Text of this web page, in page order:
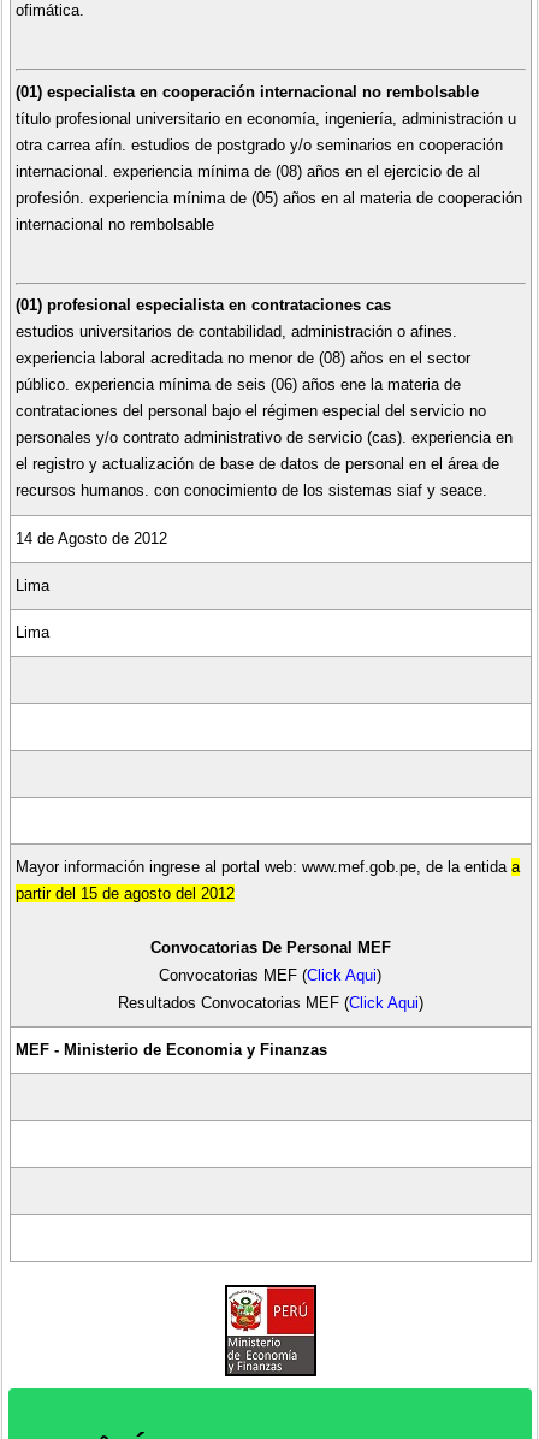
ofimática.
(01) especialista en cooperación internacional no rembolsable
título profesional universitario en economía, ingeniería, administración u
otra carrea afín. estudios de postgrado y/o seminarios en cooperación
internacional. experiencia mínima de (08) años en el ejercicio de al
profesión. experiencia mínima de (05) años en al materia de cooperación
internacional no rembolsable
(01) profesional especialista en contrataciones cas
estudios universitarios de contabilidad, administración o afines.
experiencia laboral acreditada no menor de (08) años en el sector
público. experiencia mínima de seis (06) años ene la materia de
contrataciones del personal bajo el régimen especial del servicio no
personales y/o contrato administrativo de servicio (cas). experiencia en
el registro y actualización de base de datos de personal en el área de
recursos humanos. con conocimiento de los sistemas siaf y seace.
14 de Agosto de 2012
Lima
Lima
Mayor información ingrese al portal web: www.mef.gob.pe, de la entida a
partir del 15 de agosto del 2012
Convocatorias De Personal MEF
Convocatorias MEF (Click Aqui)
Resultados Convocatorias MEF (Click Aqui)
MEF - Ministerio de Economia y Finanzas